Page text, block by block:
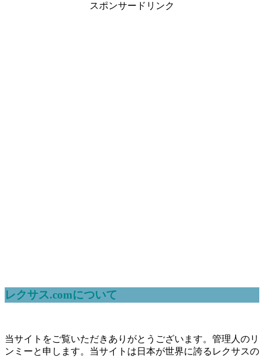
スポンサードリンク
レクサス.comについて
当サイトをご覧いただきありがとうございます。管理人のリ
ンミーと申します。当サイトは日本が世界に誇るレクサスの